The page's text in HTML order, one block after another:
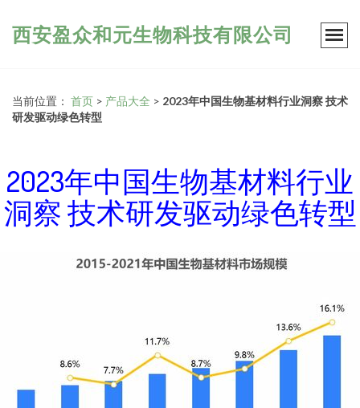
西安盈众和元生物科技有限公司
当前位置： 首页 > 产品大全 > 2023年中国生物基材料行业洞察 技术
研发驱动绿色转型
2023年中国生物基材料行业
洞察 技术研发驱动绿色转型